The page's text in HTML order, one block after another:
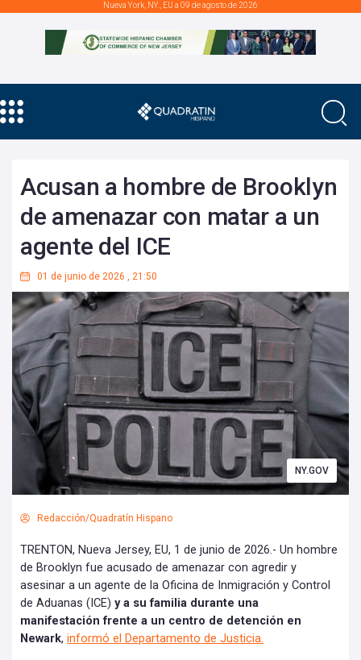
Nueva York, NY., EU a 09 de agosto de 2026
Acusan a hombre de Brooklyn
de amenazar con matar a un
agente del ICE
01 de junio de 2026 , 21:50
NY.GOV
Redacción/Quadratín Hispano
TRENTON, Nueva Jersey, EU, 1 de junio de 2026.- Un hombre
de Brooklyn fue acusado de amenazar con agredir y
asesinar a un agente de la Oficina de Inmigración y Control
de Aduanas (ICE) y a su familia durante una
manifestación frente a un centro de detención en
Newark, informó el Departamento de Justicia.